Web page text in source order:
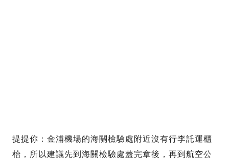
提提你：金浦機場的海關檢驗處附近沒有行李託運櫃
枱，所以建議先到海關檢驗處蓋完章後，再到航空公